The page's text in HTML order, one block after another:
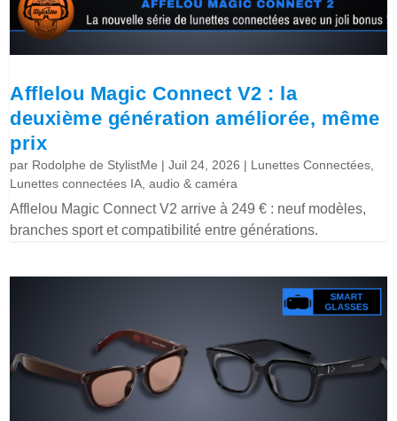
Afflelou Magic Connect V2 : la
deuxième génération améliorée, même
prix
par Rodolphe de StylistMe |Juil 24, 2026 | Lunettes Connectées
Lunettes connectées IA, audio & caméra
Afflelou Magic Connect V2 arrive à 249 € : neuf modèles,
branches sport et compatibilité entre générations.